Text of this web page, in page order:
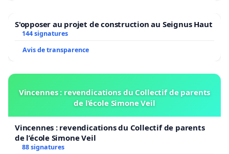
S'opposer au projet de construction au Seignus Haut
144 signatures
Avis de transparence
Vincennes : revendications du Collectif de parents
de l’école Simone Veil
Vincennes : revendications du Collectif de parents
de l’école Simone Veil
88 signatures